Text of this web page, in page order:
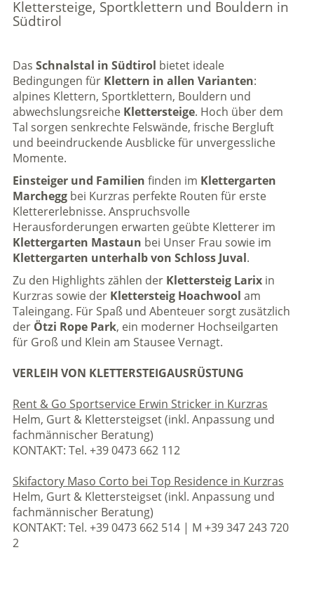
Klettersteige, Sportklettern und Bouldern in
Südtirol
Das Schnalstal in Südtirol bietet ideale
Bedingungen für Klettern in allen Varianten:
alpines Klettern, Sportklettern, Bouldern und
abwechslungsreiche Klettersteige. Hoch über dem
Tal sorgen senkrechte Felswände, frische Bergluft
und beeindruckende Ausblicke für unvergessliche
Momente.
Einsteiger und Familien finden im Klettergarten
Marcheggbei Kurzras perfekte Routen für erste
Klettererlebnisse. Anspruchsvolle
Herausforderungen erwarten geübte Kletterer im
Klettergarten Mastaun bei Unser Frau sowie im
Klettergarten unterhalb von Schloss Juval.
Zu den Highlights zählen der Klettersteig Larixin
Kurzras sowie der Klettersteig Hoachwool am
Taleingang. Für Spaß und Abenteuer sorgt zusätzlich
der Ötzi Rope Park, ein moderner Hochseilgarten
für Groß und Klein am Stausee Vernagt.
VERLEIH VON KLETTERSTEIGAUSRÜSTUNG
Rent & Go Sportservice Erwin Stricker in Kurzras
Helm, Gurt & Klettersteigset (inkl. Anpassung und
fachmännischer Beratung)
KONTAKT: Tel. +39 0473 662 112
Skifactory Maso Corto bei Top Residence in Kurzras
Helm, Gurt & Klettersteigset (inkl. Anpassung und
fachmännischer Beratung)
KONTAKT: Tel. +39 0473 662 514 | M +39 347 243 720
2